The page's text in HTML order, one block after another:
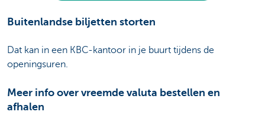
Buitenlandse biljetten storten
Dat kan in een KBC-kantoor in je buurt tijdens de
openingsuren.
Meer info over vreemde valuta bestellen en
afhalen